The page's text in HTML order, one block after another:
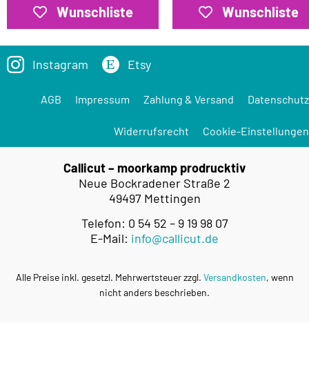
Wunschliste Wunschliste
Instagram Etsy
AGB Impressum Zahlung & Versand Datenschutz
Widerrufsrecht Cookie-Einstellungen
Callicut – moorkamp prodrucktiv
Neue Bockradener Straße 2
49497 Mettingen
Telefon: 0 54 52 – 9 19 98 07
E-Mail: info@callicut.de
Alle Preise inkl. gesetzl. Mehrwertsteuer zzgl. Versandkosten, wenn
nicht anders beschrieben.